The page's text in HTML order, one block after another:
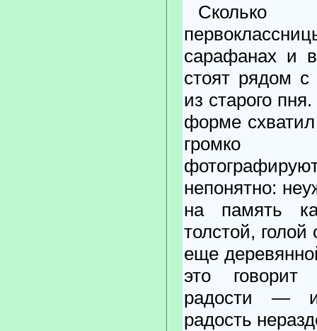
Сколько
сарафанах и
стоят рядом с
из старого
форме
громко
непонятно:
на память
толстой,
еще
это
радости —
радость